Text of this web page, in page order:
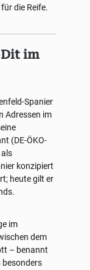
die Reife.
im
Spanier
Adressen im
(DE-ÖKO-
konzipiert
heute gilt er
im
dem
– benannt
besonders